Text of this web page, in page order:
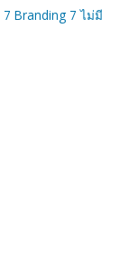
7 Branding 7 ไม่มี